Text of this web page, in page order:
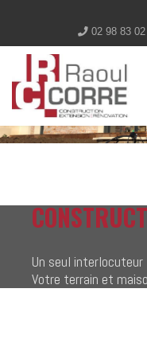
02 98 83
Un seul interlocuteur
Votre terrain et